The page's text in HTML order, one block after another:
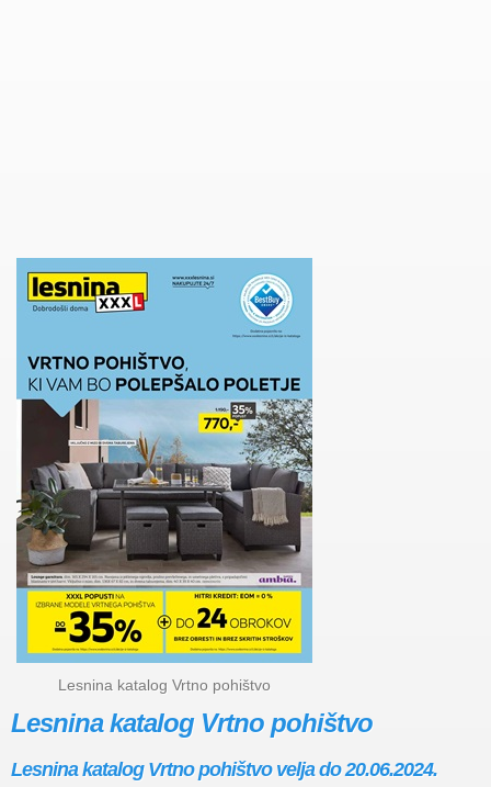
Lesnina katalog Vrtno pohištvo
Lesnina katalog Vrtno pohištvo
Lesnina katalog Vrtno pohištvo velja do 20.06.2024.